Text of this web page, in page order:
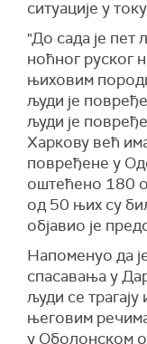
(Известија)
ситуације у
"До сада је пет
ноћног руског
њиховим
људи је
људи је
Харкову већ
повређене у
оштећено 180
од 50 њих су
објавио је
Напоменуо да
спасавања у
људи се
његовим
у Оболонском